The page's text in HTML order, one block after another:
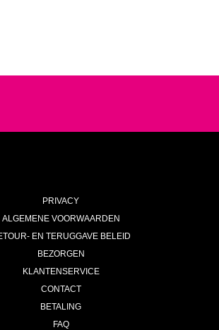
PRIVACY
ALGEMENE VOORWAARDEN
EN TERUGGAVE BELEID
BEZORGEN
KLANTENSERVICE
CONTACT
BETALING
FAQ